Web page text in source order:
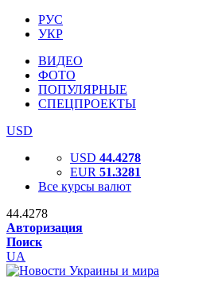
РУС
УКР
ВИДЕО
ФОТО
ПОПУЛЯРНЫЕ
СПЕЦПРОЕКТЫ
USD
USD 44.4278
EUR 51.3281
Все курсы валют
44.4278
Авторизация
Поиск
UA